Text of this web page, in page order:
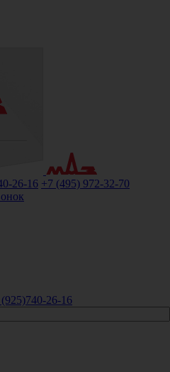
26-16 +7 (495) 972-32-70
740-26-16